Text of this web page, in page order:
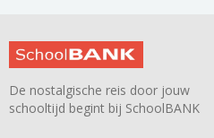
De nostalgische reis door jouw
schooltijd begint bij SchoolBANK